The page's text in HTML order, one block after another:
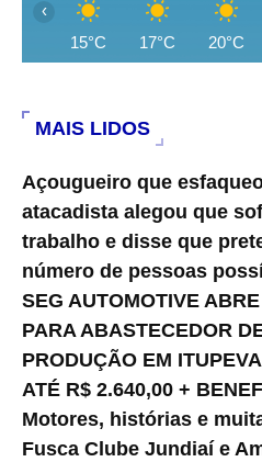
15°C 17°C 20°C
‹
MAIS LIDOS
Açougueiro que
atacadista alegou que
trabalho e disse que
número de pessoas
SEG AUTOMOTIVE
PARA ABASTECEDOR
PRODUÇÃO EM
ATÉ R$ 2.640,00 +
Motores, histórias e
Fusca Clube Jundiaí e